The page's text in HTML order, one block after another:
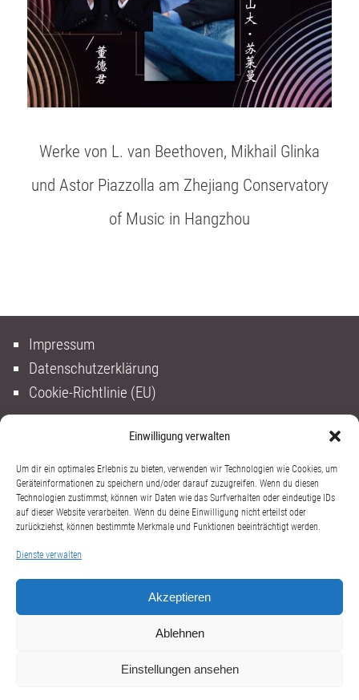
Einwilligung verwalten
Um dir ein optimales Erlebnis zu bieten, verwenden wir Technologien wie Cookies, um
Geräteinformationen zu speichern und/oder darauf zuzugreifen. Wenn du diesen
Technologien zustimmst, können wir Daten wie das Surfverhalten oder eindeutige IDs
auf dieser Website verarbeiten. Wenn du deine Einwilligung nicht erteilst oder
zurückziehst, können bestimmte Merkmale und Funktionen beeinträchtigt werden.
Dienste verwalten
Akzeptieren
Ablehnen
Einstellungen ansehen
Werke von L. van Beethoven, Mikhail Glinka
und Astor Piazzolla am Zhejiang Conservatory
of Music in Hangzhou
Impressum
Datenschutzerklärung
Cookie-Richtlinie (EU)